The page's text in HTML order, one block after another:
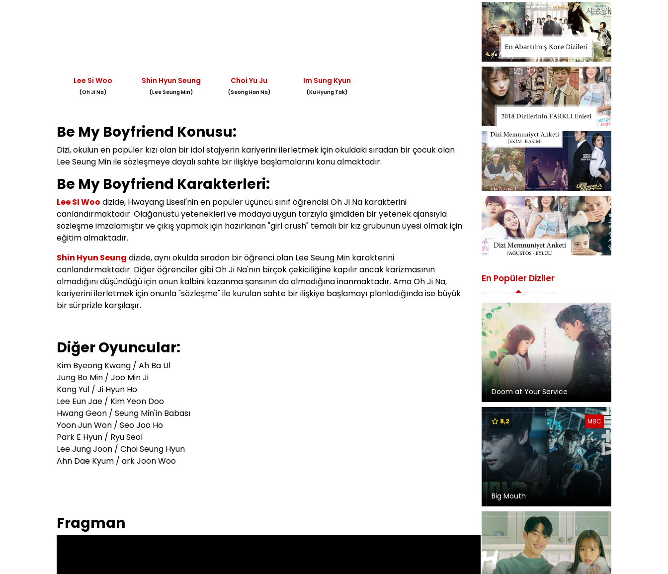
Lee Si Woo
(Oh Ji Na)
Shin Hyun Seung
(Lee Seung Min)
Choi Yu Ju
(Seong Han Na)
Im Sung Kyun
(Ku Hyung Tak)
Be My Boyfriend Konusu:
Dizi, okulun en popüler kızı olan bir idol stajyerin kariyerini ilerletmek için okuldaki sıradan bir çocuk olan
Lee Seung Min ile sözleşmeye dayalı sahte bir ilişkiye başlamalarını konu almaktadır.
Be My Boyfriend Karakterleri:
Lee Si Woo dizide, Hwayang Lisesi'nin en popüler üçüncü sınıf öğrencisi Oh Ji Na karakterini
canlandırmaktadır. Olağanüstü yetenekleri ve modaya uygun tarzıyla şimdiden bir yetenek ajansıyla
sözleşme imzalamıştır ve çıkış yapmak için hazırlanan "girl crush" temalı bir kız grubunun üyesi olmak için
eğitim almaktadır.
Shin Hyun Seung dizide, aynı okulda sıradan bir öğrenci olan Lee Seung Min karakterini
canlandırmaktadır. Diğer öğrenciler gibi Oh Ji Na'nın birçok çekiciliğine kapılır ancak karizmasının
olmadığını düşündüğü için onun kalbini kazanma şansının da olmadığına inanmaktadır. Ama Oh Ji Na,
kariyerini ilerletmek için onunla "sözleşme" ile kurulan sahte bir ilişkiye başlamayı planladığında ise büyük
bir sürprizle karşılaşır.
Diğer Oyuncular:
Kim Byeong Kwang / Ah Ba Ul
Jung Bo Min / Joo Min Ji
Kang Yul / Ji Hyun Ho
Lee Eun Jae / Kim Yeon Doo
Hwang Geon / Seung Min'in Babası
Yoon Jun Won / Seo Joo Ho
Park E Hyun / Ryu Seol
Lee Jung Joon / Choi Seung Hyun
Ahn Dae Kyum / ark Joon Woo
Fragman
En Popüler Diziler
Doom at Your Service
MBC
8,2
Big Mouth